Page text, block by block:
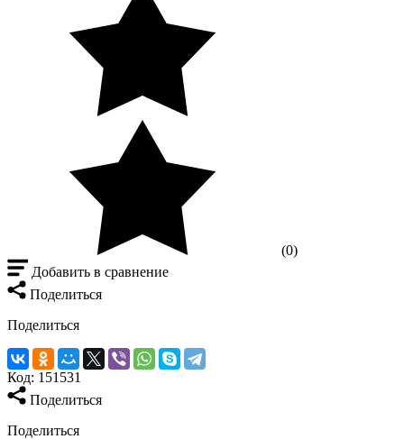
(0)
Добавить в сравнение
Поделиться
Поделиться
Код: 151531
Поделиться
Поделиться